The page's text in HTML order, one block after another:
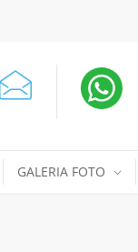
GALERIA FOTO